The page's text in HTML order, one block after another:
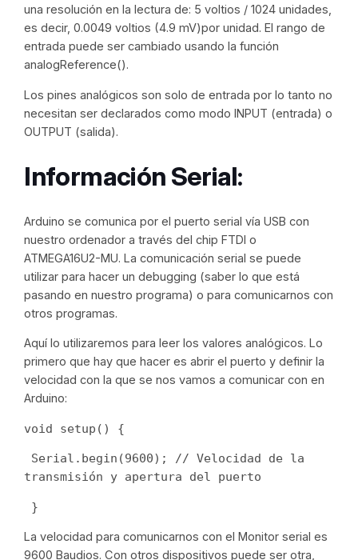
una resolución en la lectura de: 5 voltios / 1024 unidades,
es decir, 0.0049 voltios (4.9 mV)por unidad. El rango de
entrada puede ser cambiado usando la función
analogReference().
Los pines analógicos son solo de entrada por lo tanto no
necesitan ser declarados como modo INPUT (entrada) o
OUTPUT (salida).
Información Serial:
Arduino se comunica por el puerto serial vía USB con
nuestro ordenador a través del chip FTDI o
ATMEGA16U2-MU. La comunicación serial se puede
utilizar para hacer un debugging (saber lo que está
pasando en nuestro programa) o para comunicarnos con
otros programas.
Aquí lo utilizaremos para leer los valores analógicos. Lo
primero que hay que hacer es abrir el puerto y definir la
velocidad con la que se nos vamos a comunicar con en
Arduino:
void setup() {
transmisión y apertura del puerto
}
La velocidad para comunicarnos con el Monitor serial es
9600 Baudios. Con otros dispositivos puede ser otra,